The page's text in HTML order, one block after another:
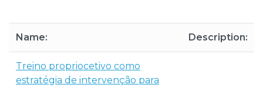
Name: Description:
Treino propriocetivo como
estratégia de intervenção para